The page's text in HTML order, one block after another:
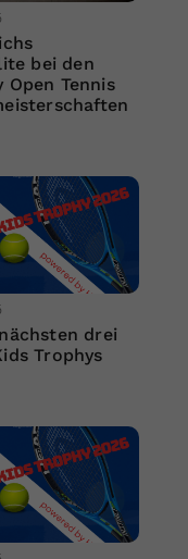
bei den
Open Tennis
drei
Trophys